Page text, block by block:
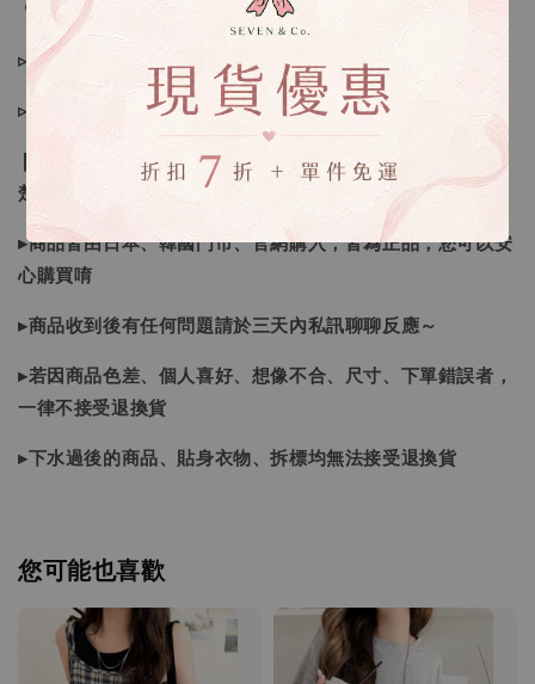
🔍IG搜尋：Sevenjewelry.co
▹現貨商品１～３日內寄出
▹預購商品７～２１日（不含假日）寄出，如遇缺貨請見諒！
❙ 本賣場不接受下標後要求取消訂單（下標前請三思與看清
楚）❙
▸商品皆由日本、韓國門市、官網購入，皆為正品，您可以安
心購買唷
▸商品收到後有任何問題請於三天內私訊聊聊反應～
▸若因商品色差、個人喜好、想像不合、尺寸、下單錯誤者，
一律不接受退換貨
▸下水過後的商品、貼身衣物、拆標均無法接受退換貨
您可能也喜歡